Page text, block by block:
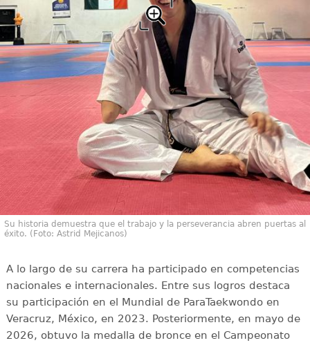
Su historia demuestra que el trabajo y la perseverancia abren puertas al
éxito. (Foto: Astrid Mejicanos)
A lo largo de su carrera ha participado en competencias
nacionales e internacionales. Entre sus logros destaca
su participación en el Mundial de ParaTaekwondo en
Veracruz, México, en 2023. Posteriormente, en mayo de
2026, obtuvo la medalla de bronce en el Campeonato